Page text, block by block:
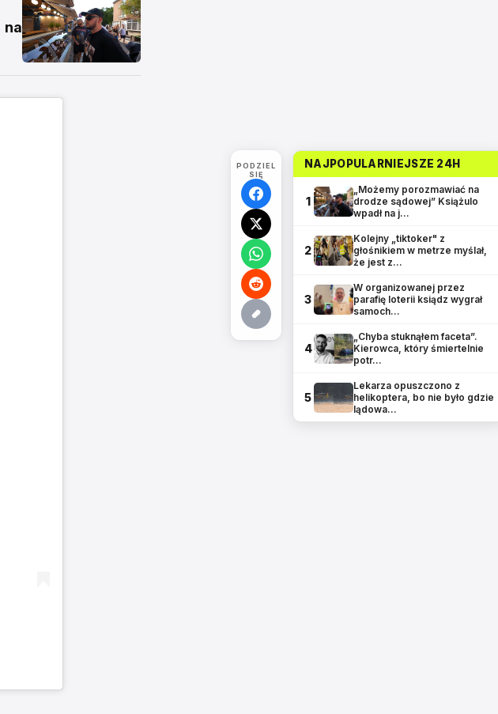
na
PODZIEL
SIĘ
NAJPOPULARNIEJSZE 24H
1
„Możemy porozmawiać na
drodze sądowej” Książulo
wpadł na j…
2
Kolejny „tiktoker" z
głośnikiem w metrze myślał,
że jest z…
3
W organizowanej przez
parafię loterii ksiądz wygrał
samoch…
4
„Chyba stuknąłem faceta”.
Kierowca, który śmiertelnie
potr…
5
Lekarza opuszczono z
helikoptera, bo nie było gdzie
lądowa…